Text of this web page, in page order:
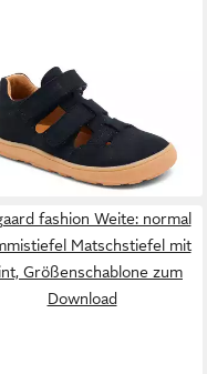
zum
54,47 € UVP
fashion Weite: normal
Matschstiefel mit
Größenschablone zum
Download